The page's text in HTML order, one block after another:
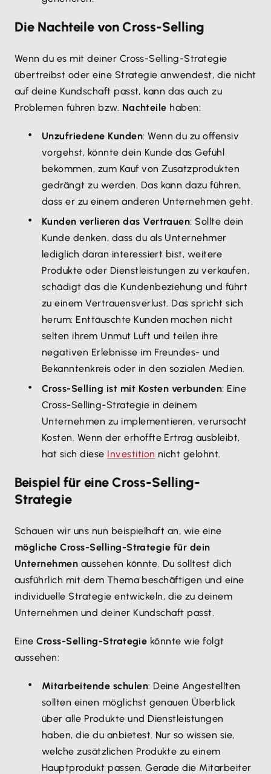
Die Nachteile von Cross-Selling
Wenn du es mit deiner Cross-Selling-Strategie
übertreibst oder eine Strategie anwendest, die nicht
auf deine Kundschaft passt, kann das auch zu
Problemen führen bzw. Nachteile haben:
Unzufriedene Kunden: Wenn du zu offensiv
vorgehst, könnte dein Kunde das Gefühl
bekommen, zum Kauf von Zusatzprodukten
gedrängt zu werden. Das kann dazu führen,
dass er zu einem anderen Unternehmen geht.
Kunden verlieren das Vertrauen: Sollte dein
Kunde denken, dass du als Unternehmer
lediglich daran interessiert bist, weitere
Produkte oder Dienstleistungen zu verkaufen,
schädigt das die Kundenbeziehung und führt
zu einem Vertrauensverlust. Das spricht sich
herum: Enttäuschte Kunden machen nicht
selten ihrem Unmut Luft und teilen ihre
negativen Erlebnisse im Freundes- und
Bekanntenkreis oder in den sozialen Medien.
Cross-Selling ist mit Kosten verbunden: Eine
Cross-Selling-Strategie in deinem
Unternehmen zu implementieren, verursacht
Kosten. Wenn der erhoffte Ertrag ausbleibt,
hat sich diese Investition nicht gelohnt.
Beispiel für eine Cross-Selling-
Strategie
Schauen wir uns nun beispielhaft an, wie eine
mögliche Cross-Selling-Strategie für dein
Unternehmen aussehen könnte. Du solltest dich
ausführlich mit dem Thema beschäftigen und eine
individuelle Strategie entwickeln, die zu deinem
Unternehmen und deiner Kundschaft passt.
EineCross-Selling-Strategie könnte wie folgt
aussehen:
Mitarbeitende schulen: Deine Angestellten
sollten einen möglichst genauen Überblick
über alle Produkte und Dienstleistungen
haben, die du anbietest. Nur so wissen sie,
welche zusätzlichen Produkte zu einem
Hauptprodukt passen. Gerade die Mitarbeiter